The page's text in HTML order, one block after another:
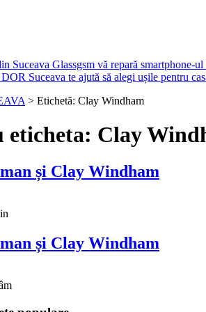
Suceava Glassgsm vă repară smartphone-ul
Suceava te ajută să alegi ușile pentru
> Etichetă: Clay Windham
eticheta: Clay
și Clay Windham
și Clay Windham